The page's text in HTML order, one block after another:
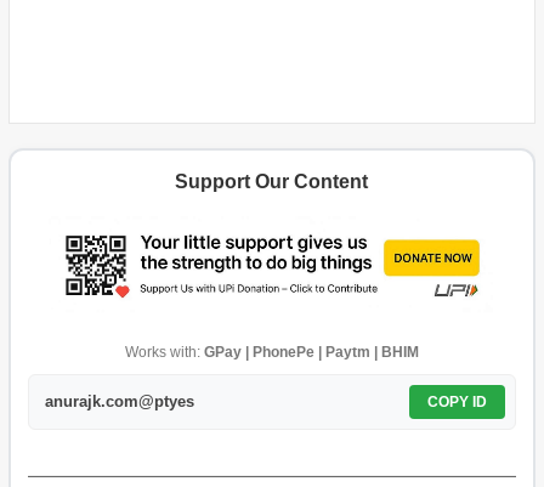
Support Our Content
Works with: GPay | PhonePe | Paytm | BHIM
anurajk.com@ptyes COPY ID